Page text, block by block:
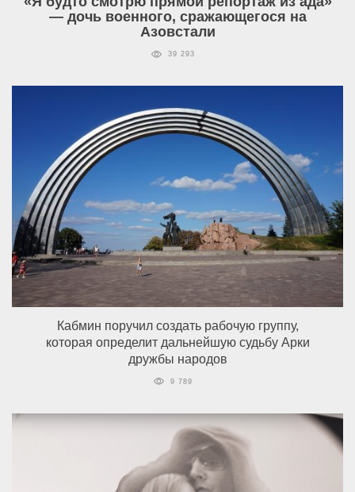
— дочь военного, сражающегося на
Азовстали
39 293
Кабмин поручил создать рабочую группу,
которая определит дальнейшую судьбу Арки
дружбы народов
9 789